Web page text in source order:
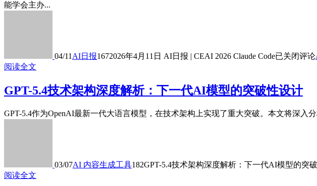
能学会主办...
04/11 AI日报1672026年4月11日 AI日报 | CEAI 2026 Claude Code已关闭评论
阅读全文
GPT-5.4技术架构深度解析：下一代AI模型的突破性设计
GPT-5.4作为OpenAI最新一代大语言模型，在技术架构上实现了重大突破。本文将深
03/07AI 内容生成工具182GPT-5.4技术架构深度解析：下一代AI模型的突
阅读全文